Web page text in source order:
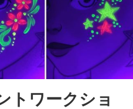
トワークショ